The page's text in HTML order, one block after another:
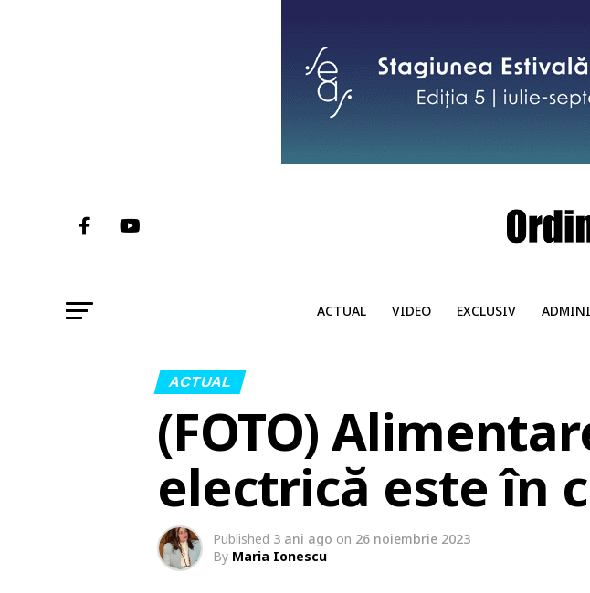
ACTUAL VIDEO EXCLUSIV
ACTUAL
(FOTO)
electrică este în
Published 3 ani ago on 26 noiembrie 2023
By Maria Ionescu